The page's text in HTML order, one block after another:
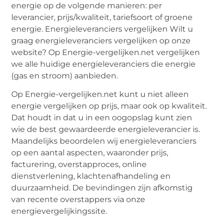
energie op de volgende manieren: per
leverancier, prijs/kwaliteit, tariefsoort of groene
energie. Energieleveranciers vergelijken Wilt u
graag energieleveranciers vergelijken op onze
website? Op Energie-vergelijken.net vergelijken
we alle huidige energieleveranciers die energie
(gas en stroom) aanbieden.
Op Energie-vergelijken.net kunt u niet alleen
energie vergelijken op prijs, maar ook op kwaliteit.
Dat houdt in dat u in een oogopslag kunt zien
wie de best gewaardeerde energieleverancier is.
Maandelijks beoordelen wij energieleveranciers
op een aantal aspecten, waaronder prijs,
facturering, overstapproces, online
dienstverlening, klachtenafhandeling en
duurzaamheid. De bevindingen zijn afkomstig
van recente overstappers via onze
energievergelijkingssite.